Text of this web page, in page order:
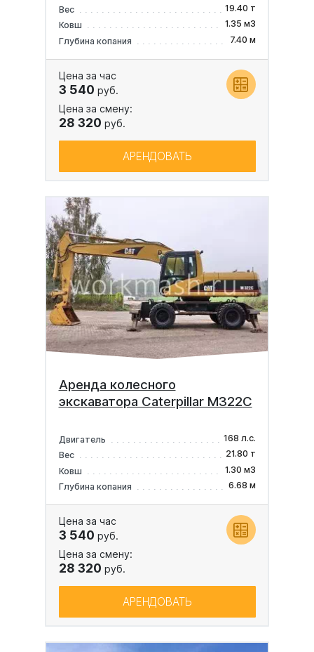
Вес
19.40 т
Ковш
1.35 м3
Глубина копания
7.40 м
Цена за час
3 540 руб.
Цена за смену:
28 320 руб.
АРЕНДОВАТЬ
Аренда колесного
экскаватора Caterpillar M322C
Двигатель
168 л.с.
Вес
21.80 т
Ковш
1.30 м3
Глубина копания
6.68 м
Цена за час
3 540 руб.
Цена за смену:
28 320 руб.
АРЕНДОВАТЬ